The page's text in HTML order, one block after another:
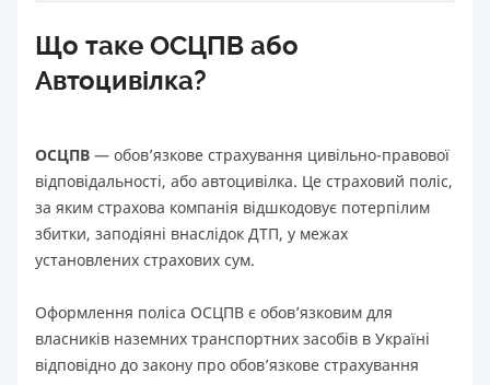
Що таке ОСЦПВ або
Автоцивілка?
ОСЦПВ — обов’язкове страхування цивільно-правової
відповідальності, або автоцивілка. Це страховий поліс,
за яким страхова компанія відшкодовує потерпілим
збитки, заподіяні внаслідок ДТП, у межах
установлених страхових сум.
Оформлення поліса ОСЦПВ є обов’язковим для
власників наземних транспортних засобів в Україні
відповідно до закону про обов’язкове страхування